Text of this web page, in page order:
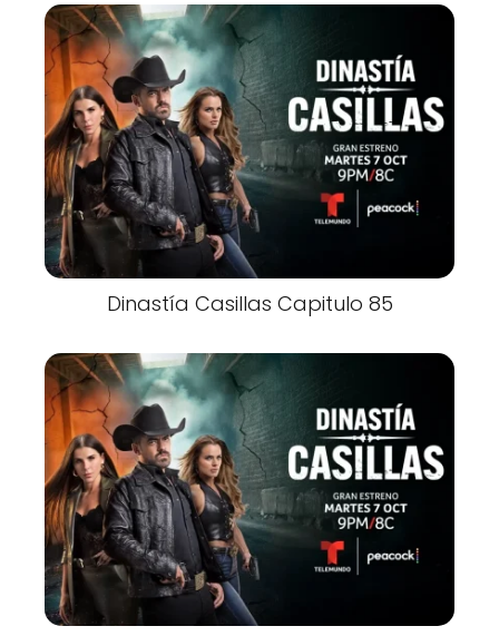
Dinastía Casillas Capitulo 85